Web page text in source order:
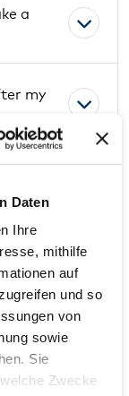
Daten
Ihre
mithilfe
auf
und so
von
sowie
Sie
Zwecke
a
my
the
else,